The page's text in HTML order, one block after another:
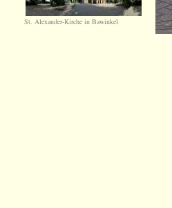
St. Alexander-Kirche in Bawinkel